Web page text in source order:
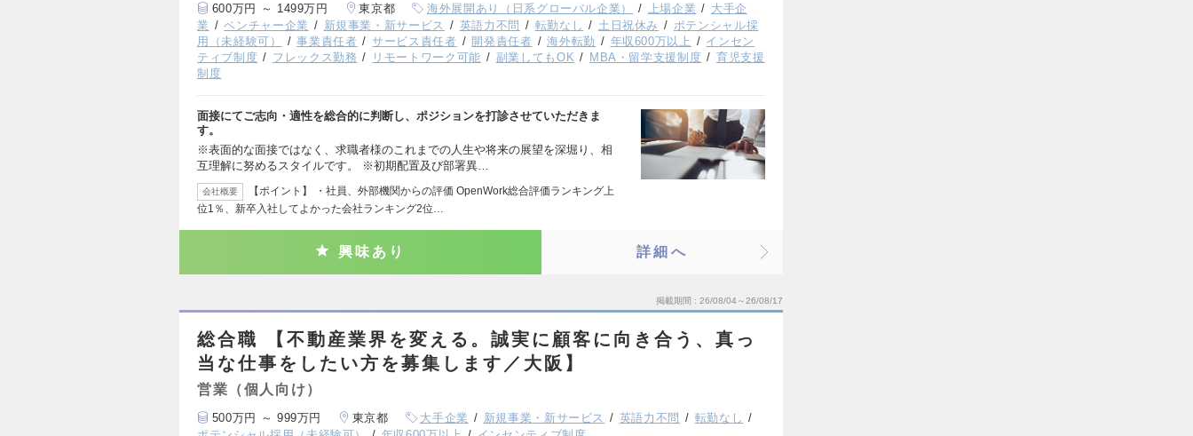
600万円 ～ 1499万円 東京都 海外展開あり（日系グローバル企業） 上場企業
大手企
業
ベンチャー企業 新規事業・新サービス 英語力不問 転勤なし 土日祝休み
ポテンシャル採
用（未経験可）
事業責任者 サービス責任者 開発責任者 海外転勤 年収600万以上
インセン
ティブ制度
フレックス勤務 リモートワーク可能 副業してもOK MBA・留学支援制度
育児支援
制度
面接にてご志向・適性を総合的に判断し、ポジションを打診させていただきま
す。
※表面的な面接ではなく、求職者様のこれまでの人生や将来の展望を深堀り、相
互理解に努めるスタイルです。 ※初期配置及び部署異…
会社概要
【ポイント】 ・社員、外部機関からの評価 OpenWork総合評価ランキング上
位1％、新卒入社してよかった会社ランキング2位…
興味あり 詳細へ
掲載期間 26/08/04～26/08/17
総合職 【不動産業界を変える。誠実に顧客に向き合う、真っ
当な仕事をしたい方を募集します／大阪】
営業（個人向け）
500万円 ～ 999万円 東京都 大手企業 新規事業・新サービス 英語力不問
転勤なし